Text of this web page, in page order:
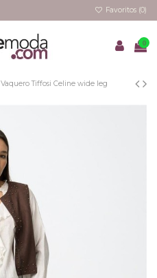
Favoritos (0)
0
Vaquero Tiffosi Celine wide leg